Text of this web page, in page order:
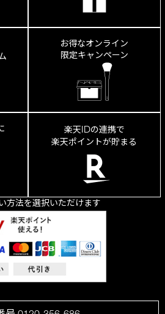
お得なオンライン
限定キャンペーン
楽天IDの連携で
楽天ポイントが貯まる
方法を選択いただけます